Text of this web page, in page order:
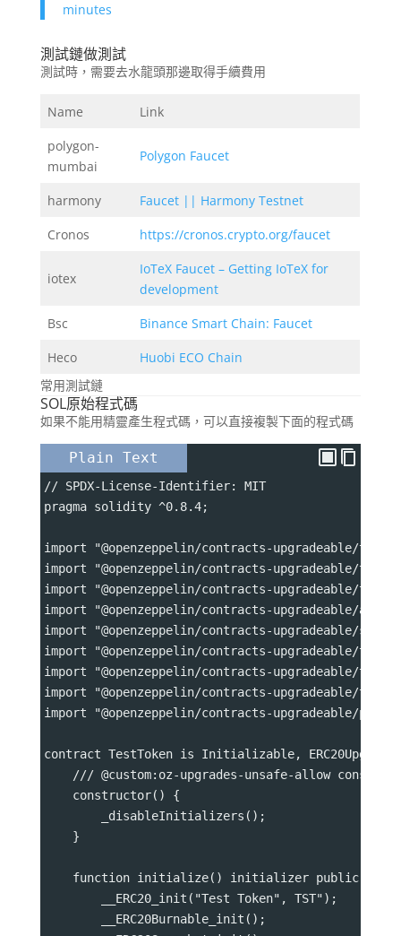
minutes
測試鏈做測試
測試時，需要去水龍頭那邊取得手續費用
Name
Link
polygon-
mumbai
Polygon Faucet
harmony
Faucet || Harmony Testnet
Cronos
https://cronos.crypto.org/faucet
iotex
IoTeX Faucet – Getting IoTeX for
development
Bsc
Binance Smart Chain: Faucet
Heco
Huobi ECO Chain
常用測試鏈
SOL原始程式碼
如果不能用精靈產生程式碼，可以直接複製下面的程式碼
Plain Text
// SPDX-License-Identifier: MIT
pragma solidity ^0.8.4;
import "@openzeppelin/contracts-upgradeable/token/
import "@openzeppelin/contracts-upgradeable/
import "@openzeppelin/contracts-upgradeable/token/
import "@openzeppelin/contracts-upgradeable/
import "@openzeppelin/contracts-upgradeable/
import "@openzeppelin/contracts-upgradeable/
import "@openzeppelin/contracts-upgradeable/token/
import "@openzeppelin/contracts-upgradeable/
import "@openzeppelin/contracts-upgradeable/
contract TestToken is Initializable,
/// @custom:oz-upgrades-unsafe-allow
    constructor() {
        _disableInitializers();
    }
    function initialize() initializer public {
        __ERC20_init("Test Token", TST");
        __ERC20Burnable_init();